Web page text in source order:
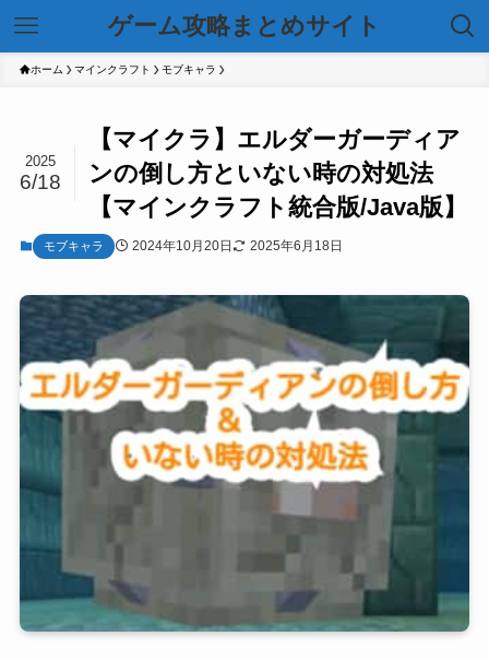
ゲーム攻略まとめサイト
ホーム マインクラフト モブキャラ
【マイクラ】エルダーガーディア
ンの倒し方といない時の対処法
【マインクラフト統合版/Java版】
2025
6/18
モブキャラ 2024年10月20日 2025年6月18日